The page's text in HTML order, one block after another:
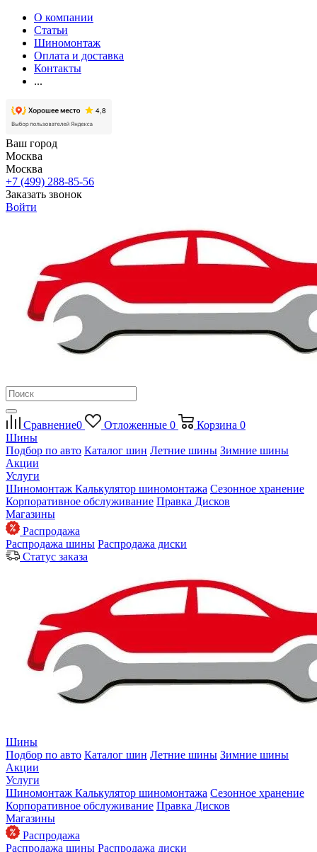
О компании
Статьи
Шиномонтаж
Оплата и доставка
Контакты
...
Ваш город
Москва
Москва
+7 (499) 288-85-56
Заказать звонок
Войти
Сравнение0 Отложенные 0 Корзина 0
Шины
Подбор по авто Каталог шин Летние шины Зимние шины
Акции
Услуги
Шиномонтаж Калькулятор шиномонтажа Сезонное хранение
Корпоративное обслуживание Правка Дисков
Магазины
Распродажа
Распродажа шины Распродажа диски
Статус заказа
Шины
Подбор по авто Каталог шин Летние шины Зимние шины
Акции
Услуги
Шиномонтаж Калькулятор шиномонтажа Сезонное хранение
Корпоративное обслуживание Правка Дисков
Магазины
Распродажа
Распродажа шины Распродажа диски